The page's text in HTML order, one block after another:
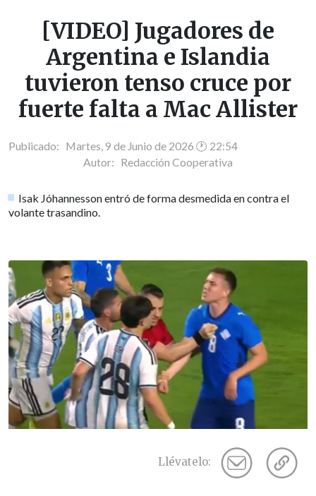
[VIDEO] Jugadores de
Argentina e Islandia
tuvieron tenso cruce por
fuerte falta a Mac Allister
Publicado: Martes, 9 de Junio de 2026 🕐 22:54
Autor: Redacción Cooperativa
Isak Jóhannesson entró de forma desmedida en contra el
volante trasandino.
Llévatelo: